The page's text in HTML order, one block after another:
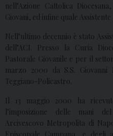
nell’Azione Cattolica
Giovani, ed infine quale
Nell’ultimo decennio è stato
dell’ACI. Presso la Curia
Pastorale Giovanile e per il
marzo 2000 da S.S.
Teggiano-Policastro.
Il 13 maggio 2000 ha
l’imposizione delle mani
Arcivescovo Metropolita di